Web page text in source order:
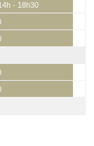
- 18h30